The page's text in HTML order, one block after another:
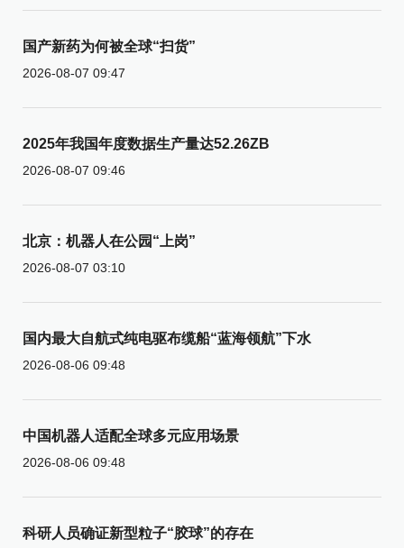
国产新药为何被全球“扫货”
2026-08-07 09:47
2025年我国年度数据生产量达52.26ZB
2026-08-07 09:46
北京：机器人在公园“上岗”
2026-08-07 03:10
国内最大自航式纯电驱布缆船“蓝海领航”下水
2026-08-06 09:48
中国机器人适配全球多元应用场景
2026-08-06 09:48
科研人员确证新型粒子“胶球”的存在